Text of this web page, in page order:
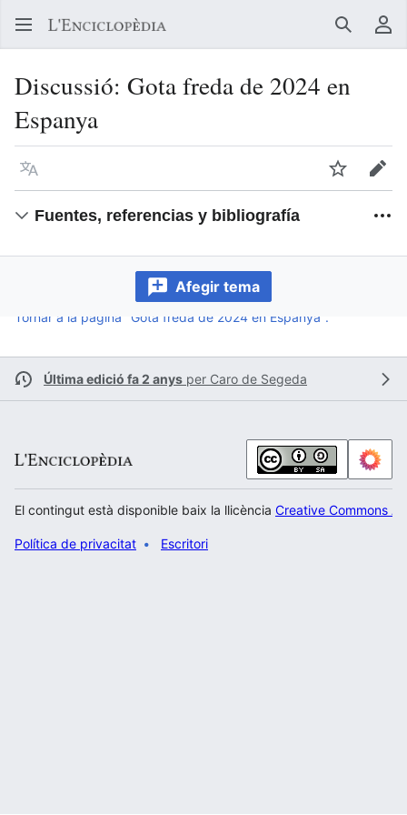
Buscar
Discussió: Gota freda de 2024 en
Espanya
Llegir en un atre idioma Vigilar
Fuentes, referencias y bibliografía
Afegir tema
Tornar a la pàgina "Gota freda de 2024 en Espanya".
Última edició fa 2 anys per Caro de Segeda
El contingut està disponible baix la llicència Creative Commons
Política de privacitat Escritori